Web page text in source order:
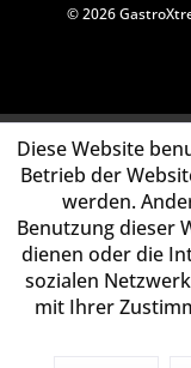
© 2026
Diese Website
Betrieb der
werden.
Benutzung dieser
dienen oder die
sozialen
mit Ihrer